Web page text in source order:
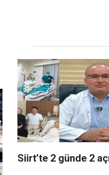
Siirt’te 2 günde 2